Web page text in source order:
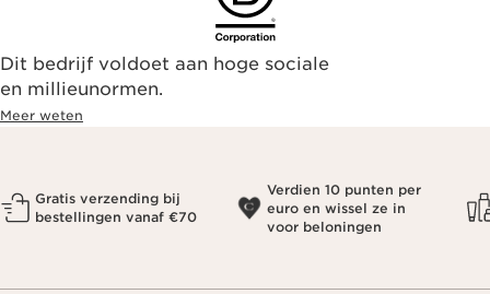
Dit bedrijf voldoet aan hoge sociale
en millieunormen.
Meer weten
Gratis verzending bij
bestellingen vanaf €70
Verdien 10 punten per
euro en wissel ze in
voor beloningen